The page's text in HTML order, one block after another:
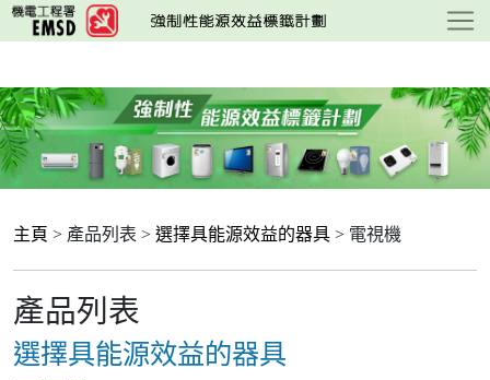
跳
至
要
內
容
主頁 > 產品列表 > 選擇具能源效益的器具 > 電視機
產品列表
選擇具能源效益的器具